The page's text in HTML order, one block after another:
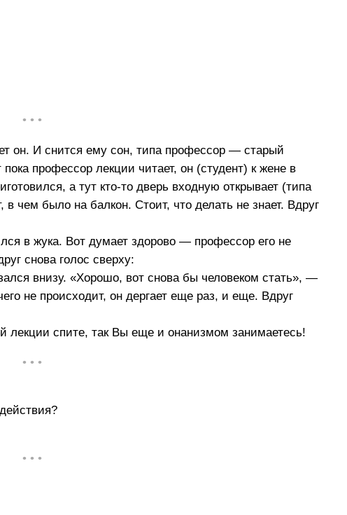
• • •
он. И снится ему сон, типа профессор — старый
профессор лекции читает, он (студент) к жене в
а тут кто-то дверь входную открывает (типа
чем было на балкон. Стоит, что делать не знает. Вдруг
в жука. Вот думает здорово — профессор его не
снова голос сверху:
внизу. «Хорошо, вот снова бы человеком стать», —
не происходит, он дергает еще раз, и еще. Вдруг
спите, так Вы еще и онанизмом занимаетесь!
• • •
• • •